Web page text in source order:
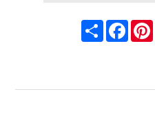
اشتراکFacebookPinterest